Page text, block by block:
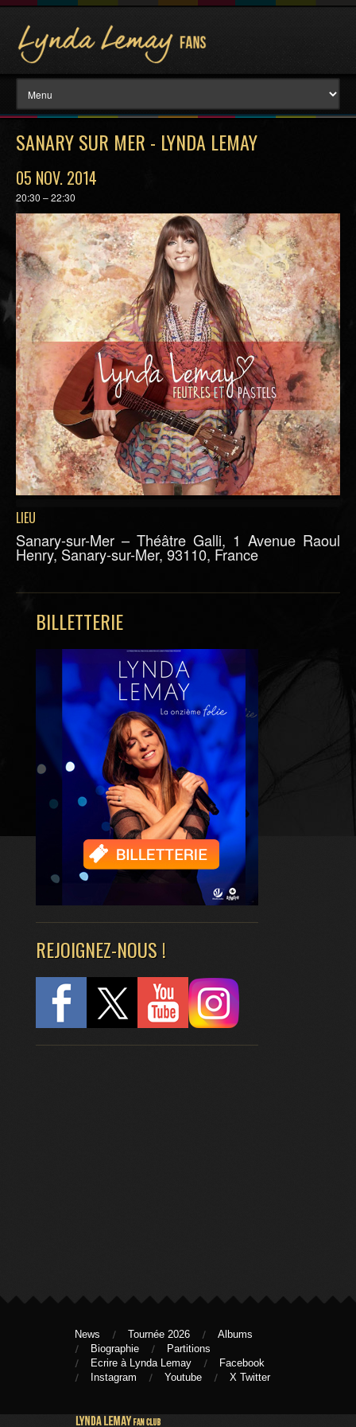
SANARY SUR MER - LYNDA LEMAY
05 NOV. 2014
20:30 – 22:30
LIEU
Sanary-sur-Mer – Théâtre Galli, 1 Avenue Raoul
Henry, Sanary-sur-Mer, 93110, France
BILLETTERIE
REJOIGNEZ-NOUS !
News Tournée 2026
Albums
Biographie
Partitions
Ecrire à Lynda Lemay
Facebook
Instagram
Youtube X Twitter